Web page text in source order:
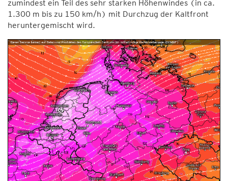
zumindest ein Teil des sehr starken Höhenwindes (in ca.
1.300 m bis zu 150 km/h) mit Durchzug der Kaltfront
heruntergemischt wird.